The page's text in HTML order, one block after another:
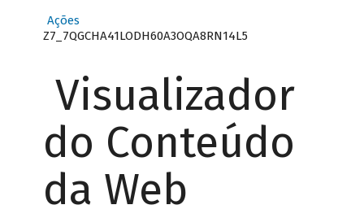
Ações
Z7_7QGCHA41LODH60A3OQA8RN14L5
Visualizador
do Conteúdo
da Web